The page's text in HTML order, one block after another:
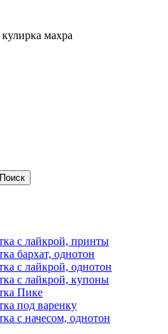
кулирка махра
Поиск
с лайкрой, принты
бархат, однотон
с лайкрой, однотон
с лайкрой, купоны
Пике
под варенку
с начесом, однотон